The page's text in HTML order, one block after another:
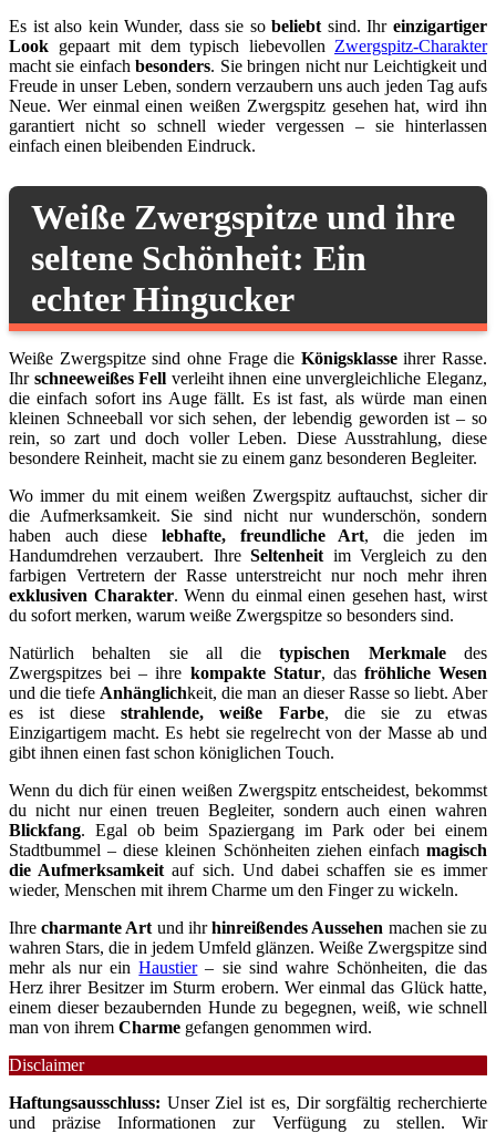
Es ist also kein Wunder, dass sie sobeliebt sind. Ihreinzigartiger
Look gepaart mit dem typisch liebevollen Zwergspitz-Charakter
macht sie einfachbesonders. Sie bringen nicht nur Leichtigkeit und
Freude in unser Leben, sondern verzaubern uns auch jeden Tag aufs
Neue. Wer einmal einen weißen Zwergspitz gesehen hat, wird ihn
garantiert nicht so schnell wieder vergessen – sie hinterlassen
einfach einen bleibenden Eindruck.
Weiße Zwergspitze und ihre
seltene Schönheit: Ein
echter Hingucker
Weiße Zwergspitze sind ohne Frage die Königsklasseihrer Rasse.
Ihr schneeweißes Fell verleiht ihnen eine unvergleichliche Eleganz,
die einfach sofort ins Auge fällt. Es ist fast, als würde man einen
kleinen Schneeball vor sich sehen, der lebendig geworden ist – so
rein, so zart und doch voller Leben. Diese Ausstrahlung, diese
besondere Reinheit, macht sie zu einem ganz besonderen Begleiter.
Wo immer du mit einem weißen Zwergspitz auftauchst, sicher dir
die Aufmerksamkeit. Sie sind nicht nur wunderschön, sondern
haben auch diese lebhafte, freundliche Art, die jeden im
Handumdrehen verzaubert. IhreSeltenheit im Vergleich zu den
farbigen Vertretern der Rasse unterstreicht nur noch mehr ihren
exklusiven Charakter. Wenn du einmal einen gesehen hast, wirst
du sofort merken, warum weiße Zwergspitze so besonders sind.
Natürlich behalten sie all dietypischen Merkmaledes
Zwergspitzes bei – ihre kompakte Statur, das fröhliche Wesen
und die tiefe Anhänglichkeit, die man an dieser Rasse so liebt. Aber
es ist diesestrahlende, weiße Farbe, die sie zu etwas
Einzigartigem macht. Es hebt sie regelrecht von der Masse ab und
gibt ihnen einen fast schon königlichen Touch.
Wenn du dich für einen weißen Zwergspitz entscheidest, bekommst
du nicht nur einen treuen Begleiter, sondern auch einen wahren
Blickfang. Egal ob beim Spaziergang im Park oder bei einem
Stadtbummel – diese kleinen Schönheiten ziehen einfach magisch
die Aufmerksamkeit auf sich. Und dabei schaffen sie es immer
wieder, Menschen mit ihrem Charme um den Finger zu wickeln.
Ihrecharmante Art und ihrhinreißendes Aussehen machen sie zu
wahren Stars, die in jedem Umfeld glänzen. Weiße Zwergspitze sind
mehr als nur einHaustier– sie sind wahre Schönheiten, die das
Herz ihrer Besitzer im Sturm erobern. Wer einmal das Glück hatte,
einem dieser bezaubernden Hunde zu begegnen, weiß, wie schnell
man von ihrem Charme gefangen genommen wird.
Disclaimer
Haftungsausschluss: Unser Ziel ist es, Dir sorgfältig recherchierte
und präzise Informationen zur Verfügung zu stellen. Wir